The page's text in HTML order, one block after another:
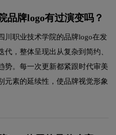
品牌logo有过演变吗？
川职业技术学院的品牌logo在发
代，整体呈现出从复杂到简约、
势。每一次更新都紧跟时代审美
元素的延续性，使品牌视觉形象